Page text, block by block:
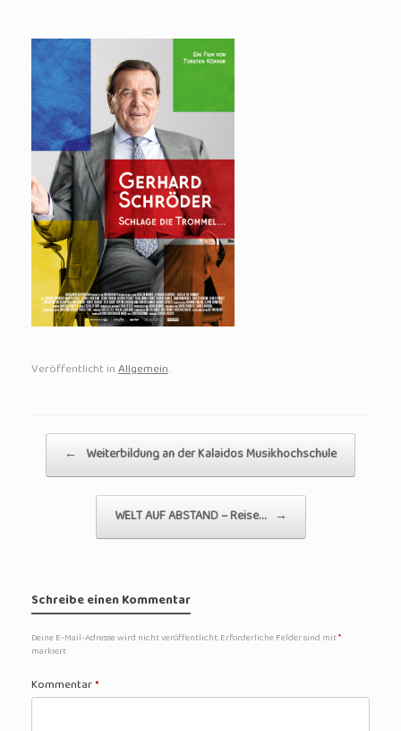
Veröffentlicht inAllgemein.
Beitragsnavigation
← Weiterbildung an der Kalaidos Musikhochschule
WELT AUF ABSTAND – Reise… →
Schreibe einen Kommentar
Deine E-Mail-Adresse wird nicht veröffentlicht.Erforderliche Felder sind mit*
markiert
Kommentar*